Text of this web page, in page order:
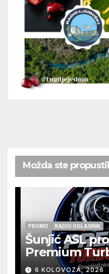
Možda ste
PROMO RADIO OGLASNIK
Šunjić ASL
Premium
na jednoj
6 KOLOVOZA, 2026